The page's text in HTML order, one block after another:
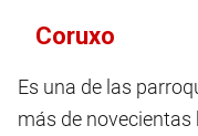
Coruxo
Es una de las
más de novecientas